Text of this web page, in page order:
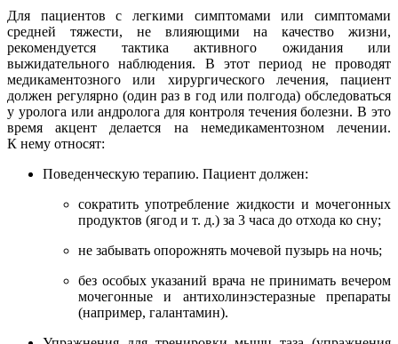
Для пациентов с легкими симптомами или симптомами
средней тяжести, не влияющими на качество жизни,
рекомендуется тактика активного ожидания или
выжидательного наблюдения. В этот период не проводят
медикаментозного или хирургического лечения, пациент
должен регулярно (один раз в год или полгода) обследоваться
у уролога или андролога для контроля течения болезни. В это
время акцент делается на немедикаментозном лечении.
К нему относят:
Поведенческую терапию. Пациент должен:
сократить употребление жидкости и мочегонных
продуктов (ягод и т. д.) за 3 часа до отхода ко сну;
не забывать опорожнять мочевой пузырь на ночь;
без особых указаний врача не принимать вечером
мочегонные и антихолинэстеразные препараты
(например, галантамин).